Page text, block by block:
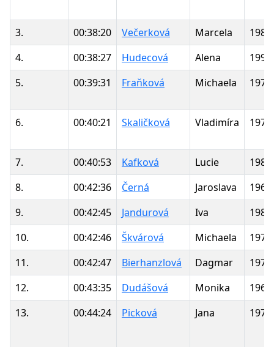
3. 00:38:20 Večerková Marcela
1981
4.
00:38:27 Hudecová Alena
1994
5.
00:39:31 Fraňková Michaela 1970
6. 00:40:21 Skaličková Vladimíra 1975
7. 00:40:53 Kafková Lucie
1982
8.
00:42:36 Černá Jaroslava
1962
9.
00:42:45 Jandurová Iva
1985
10.
00:42:46 Škvárová Michaela
1979
11.
00:42:47 Bierhanzlová Dagmar
1976
12.
00:43:35 Dudášová Monika
1966
13.
00:44:24 Picková Jana 1972